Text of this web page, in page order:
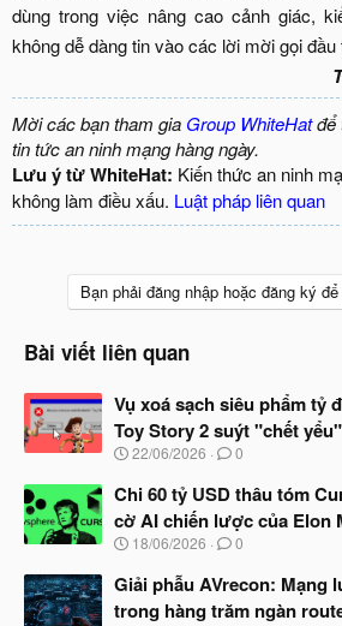
dùng trong việc nâng cao cảnh giác,
không dễ dàng tin vào các lời mời gọi
Mời các bạn tham gia Group WhiteHatđể
tin tức an ninh mạng hàng ngày.
Lưu ý từ WhiteHat: Kiến thức an ninh
không làm điều xấu. Luật pháp liên quan
Bạn phải đăng nhập hoặc đăng ký
Bài viết liên quan
Vụ xoá sạch siêu phẩm tỷ
Toy Story 2 suýt "chết yểu"
N
à
b
ắ
đ
ầ
22/06/2026 0
Chi 60 tỷ USD thâu tóm
cờ AI chiến lược của Elon
N
à
b
18/06/2026 0
Giải phẫu AVrecon: Mạng
trong hàng trăm ngàn